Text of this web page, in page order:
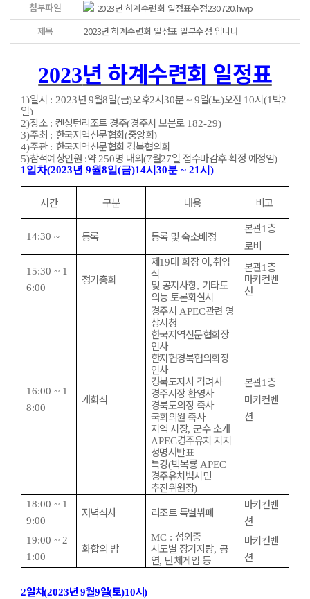
첨부파일
2023년 하계수련회 일정표수정230720.hwp
제목
2023년 하계수련회 일정표 일부수정 입니다
2023년 하계수련회 일정표
1)일시 : 2023년 9월8일(금)오후2시30분~ 9일(토)오전 10시(1 박2
일)
2)장소 : 켄싱턴리조트 경주(경주시 보문로 182-29)
3)주최 : 한국지역신문협회(중앙회)
4)주관 : 한국지역신문협회 경북협의회
5)참석예상인원 :약 250명 내외(7월27일 접수마감후 확정 예정임)
1 일차(2023년 9월8일(금)14시 30분 ~ 21시 )
시간 구분 내용 비고
14:30 ~ 등록 등록 및 숙소배정
본관1 층
로비
15:30 ~ 1
6:00
정기총회
제19대 회장 이,취임
식
및 공지사항, 기타토
의등 토론회실시
본관1 층
마키컨벤
션
16:00 ~ 1
8:00
개회식
경주시 APEC관련 영
상시청
한국지역신문협회장
인사
한지협경북협의회장
인사
경북도지사 격려사
경주시장 환영사
경북도의장 축사
국회의원 축사
지역 시장,군수 소개
APEC경주유치 지지
성명서발표
특강(박목룡 APEC
경주유치범시민
추진위원장)
본관1 층
마키컨벤
션
18:00 ~ 1
9:00
저녁식사 리조트 특별뷔폐
마키컨벤
션
19:00 ~ 2
1:00
화합의 밤
MC : 섭외중
시도별 장기자랑, 공
연, 단체게임 등
마키컨벤
션
2일차(2023년 9월9일(토)10시)